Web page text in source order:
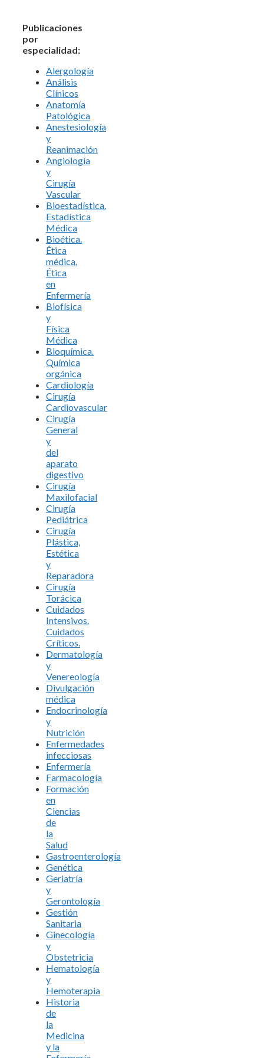
Publicaciones
por
especialidad:
Alergología
Análisis
Clínicos
Anatomía
Patológica
Anestesiología
y
Reanimación
Angiología
y
Cirugía
Vascular
Bioestadística.
Estadística
Médica
Bioética.
Ética
médica.
Ética
en
Enfermería
Biofísica
y
Física
Médica
Bioquímica.
Química
orgánica
Cardiología
Cirugía
Cardiovascular
Cirugía
General
y
del
aparato
digestivo
Cirugía
Maxilofacial
Cirugía
Pediátrica
Cirugía
Plástica,
Estética
y
Reparadora
Cirugía
Torácica
Cuidados
Intensivos.
Cuidados
Críticos.
Dermatología
y
Venereología
Divulgación
médica
Endocrinología
y
Nutrición
Enfermedades
infecciosas
Enfermería
Farmacología
Formación
en
Ciencias
de
la
Salud
Gastroenterología
Genética
Geriatría
y
Gerontología
Gestión
Sanitaria
Ginecología
y
Obstetricia
Hematología
y
Hemoterapia
Historia
de
la
Medicina
y la